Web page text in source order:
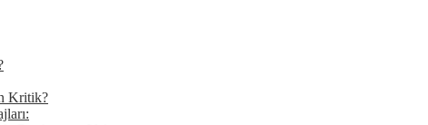
Kritik?